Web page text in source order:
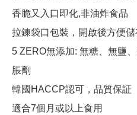
香脆又入口即化,非油炸食品
拉鍊袋口包裝，開啟後方便儲
5 ZERO無添加: 無糖、無鹽
脹劑
韓國HACCP認可，品質保証
適合7個月或以上食用